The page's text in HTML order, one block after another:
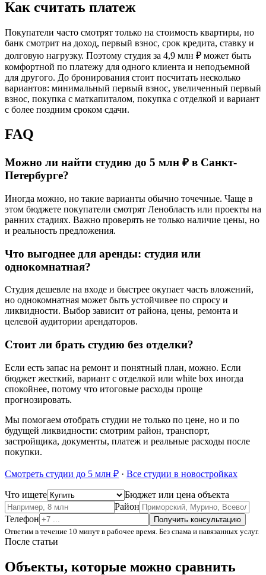
Как считать платеж
Покупатели часто смотрят только на стоимость квартиры, но
банк смотрит на доход, первый взнос, срок кредита, ставку и
долговую нагрузку. Поэтому студия за 4,9 млн ₽ может быть
комфортной по платежу для одного клиента и неподъемной
для другого. До бронирования стоит посчитать несколько
вариантов: минимальный первый взнос, увеличенный первый
взнос, покупка с маткапиталом, покупка с отделкой и вариант
с более поздним сроком сдачи.
FAQ
Можно ли найти студию до 5 млн ₽ в Санкт-
Петербурге?
Иногда можно, но такие варианты обычно точечные. Чаще в
этом бюджете покупатели смотрят Ленобласть или проекты на
ранних стадиях. Важно проверять не только наличие цены, но
и реальность предложения.
Что выгоднее для аренды: студия или
однокомнатная?
Студия дешевле на входе и быстрее окупает часть вложений,
но однокомнатная может быть устойчивее по спросу и
ликвидности. Выбор зависит от района, цены, ремонта и
целевой аудитории арендаторов.
Стоит ли брать студию без отделки?
Если есть запас на ремонт и понятный план, можно. Если
бюджет жесткий, вариант с отделкой или white box иногда
спокойнее, потому что итоговые расходы проще
прогнозировать.
Мы помогаем отобрать студии не только по цене, но и по
будущей ликвидности: смотрим район, транспорт,
застройщика, документы, платеж и реальные расходы после
покупки.
Смотреть студии до 5 млн ₽ · Все студии в новостройках
Что ищете
Бюджет или цена объекта
Район
Телефон
Получить консультацию
Ответим в течение 10 минут в рабочее время. Без спама и навязанных услуг.
После статьи
Объекты, которые можно сравнить